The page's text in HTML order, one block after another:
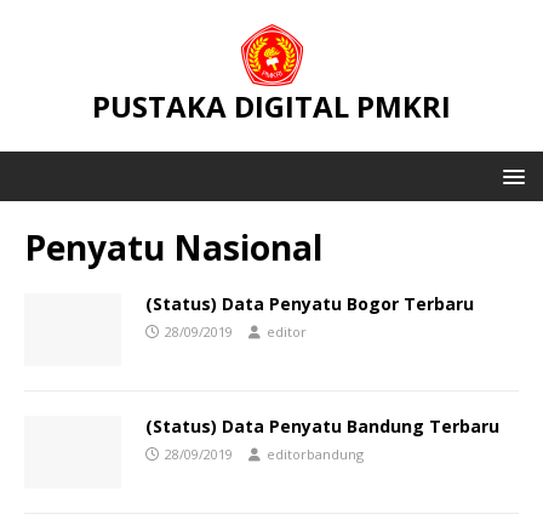
PUSTAKA DIGITAL PMKRI
Penyatu Nasional
(Status) Data Penyatu Bogor Terbaru
28/09/2019 editor
(Status) Data Penyatu Bandung Terbaru
28/09/2019 editorbandung